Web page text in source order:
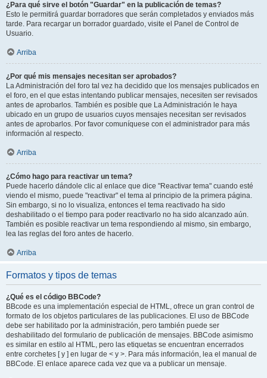
¿Para qué sirve el botón "Guardar" en la publicación de temas?
Esto le permitirá guardar borradores que serán completados y enviados más
tarde. Para recargar un borrador guardado, visite el Panel de Control de
Usuario.
Arriba
¿Por qué mis mensajes necesitan ser aprobados?
La Administración del foro tal vez ha decidido que los mensajes publicados en
el foro, en el que estas intentando publicar mensajes, necesiten ser revisados
antes de aprobarlos. También es posible que La Administración le haya
ubicado en un grupo de usuarios cuyos mensajes necesitan ser revisados
antes de aprobarlos. Por favor comuníquese con el administrador para más
información al respecto.
Arriba
¿Cómo hago para reactivar un tema?
Puede hacerlo dándole clic al enlace que dice "Reactivar tema" cuando esté
viendo el mismo, puede "reactivar" el tema al principio de la primera página.
Sin embargo, si no lo visualiza, entonces el tema reactivado ha sido
deshabilitado o el tiempo para poder reactivarlo no ha sido alcanzado aún.
También es posible reactivar un tema respondiendo al mismo, sin embargo,
lea las reglas del foro antes de hacerlo.
Arriba
Formatos y tipos de temas
¿Qué es el código BBCode?
BBcode es una implementación especial de HTML, ofrece un gran control de
formato de los objetos particulares de las publicaciones. El uso de BBCode
debe ser habilitado por la administración, pero también puede ser
deshabilitado del formulario de publicación de mensajes. BBCode asimismo
es similar en estilo al HTML, pero las etiquetas se encuentran encerrados
entre corchetes [ y ] en lugar de < y >. Para más información, lea el manual de
BBCode. El enlace aparece cada vez que va a publicar un mensaje.